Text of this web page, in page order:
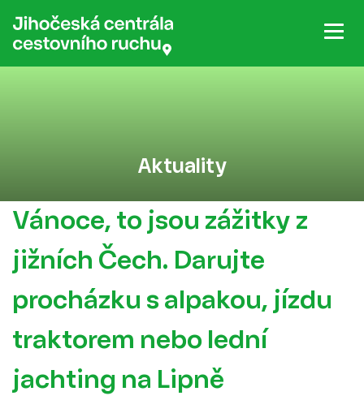
Aktuality
Vánoce, to jsou zážitky z
jižních Čech. Darujte
procházku s alpakou, jízdu
traktorem nebo lední
jachting na Lipně